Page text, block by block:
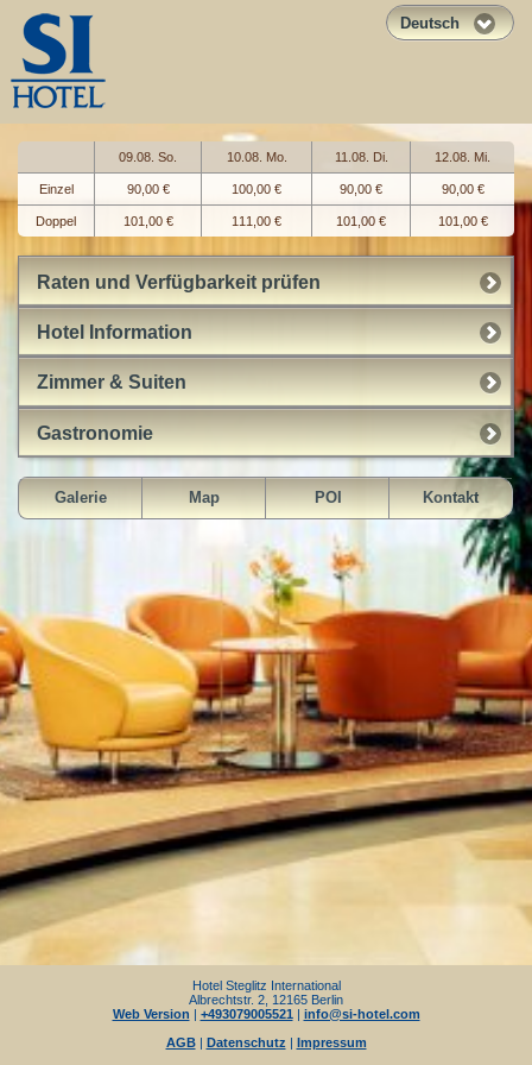
Deutsch
09.08. So. 10.08. Mo. 11.08. Di. 12.08. Mi.
Einzel 90,00 € 100,00 € 90,00 € 90,00 €
Doppel 101,00 € 111,00 € 101,00 € 101,00 €
Raten und Verfügbarkeit prüfen
Hotel Information
Zimmer & Suiten
Gastronomie
Galerie Map POI Kontakt
Hotel Steglitz International
Albrechtstr. 2, 12165 Berlin
Web Version | +493079005521 | info@si-hotel.com
AGB| Datenschutz | Impressum